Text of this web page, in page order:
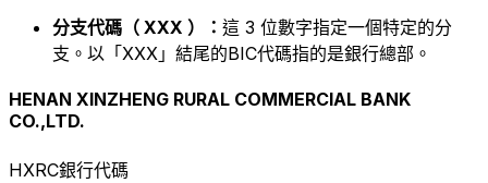
分支代碼（ XXX ）： 這 3 位數字指定一個特定的分
支。以「XXX」結尾的BIC代碼指的是銀行總部。
HENAN XINZHENG RURAL COMMERCIAL BANK
CO.,LTD.
HXRC銀行代碼